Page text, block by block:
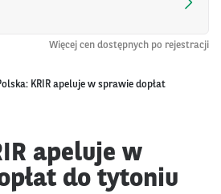
Więcej cen dostępnych po rejestracji
KRIR apeluje w sprawie dopłat
apeluje w
do tytoniu